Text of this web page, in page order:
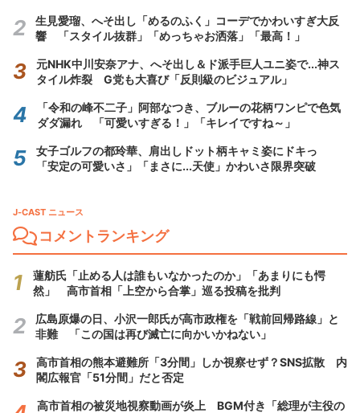
生見愛瑠、へそ出し「めるのふく」コーデでかわいすぎ大反
響 「スタイル抜群」「めっちゃお洒落」「最高！」
元NHK中川安奈アナ、へそ出し＆ド派手巨人ユニ姿で...神ス
タイル炸裂 G党も大喜び「反則級のビジュアル」
「令和の峰不二子」阿部なつき、ブルーの花柄ワンピで色気
ダダ漏れ 「可愛いすぎる！」「キレイですね～」
女子ゴルフの都玲華、肩出しドット柄キャミ姿にドキっ
「安定の可愛いさ」「まさに...天使」かわいさ限界突破
J-CAST ニュース
コメントランキング
蓮舫氏「止める人は誰もいなかったのか」「あまりにも愕
然」 高市首相「上空から合掌」巡る投稿を批判
広島原爆の日、小沢一郎氏が高市政権を「戦前回帰路線」と
非難 「この国は再び滅亡に向かいかねない」
高市首相の熊本避難所「3分間」しか視察せず？SNS拡散 内
閣広報官「51分間」だと否定
高市首相の被災地視察動画が炎上 BGM付き「総理が主役の